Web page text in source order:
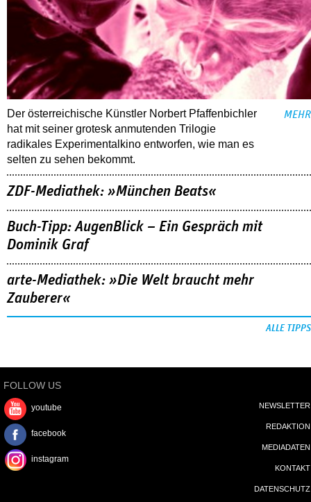
Der österreichische Künstler Norbert Pfaffenbichler
hat mit seiner grotesk anmutenden Trilogie
radikales Experimentalkino entworfen, wie man es
selten zu sehen bekommt.
MEHR
ZDF-Mediathek: »München Beats«
Buch-Tipp: AugenBlick – Ein Gespräch mit
Dominik Graf
arte-Mediathek: »Die Welt braucht mehr
Zauberer«
ALLE TIPPS
FOLLOW US
youtube
facebook
instagram
NEWSLETTER
REDAKTION
MEDIADATEN
KONTAKT
DATENSCHUTZ